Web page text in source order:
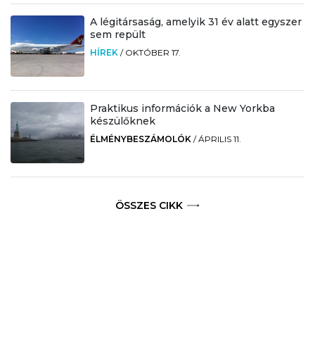
A légitársaság, amelyik 31 év alatt egyszer
sem repült
HÍREK / OKTÓBER 17.
Praktikus információk a New Yorkba
készülőknek
ÉLMÉNYBESZÁMOLÓK /ÁPRILIS 11.
ÖSSZES CIKK